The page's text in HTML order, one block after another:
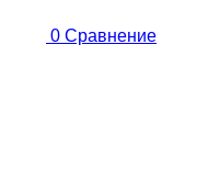
0 Сравнение